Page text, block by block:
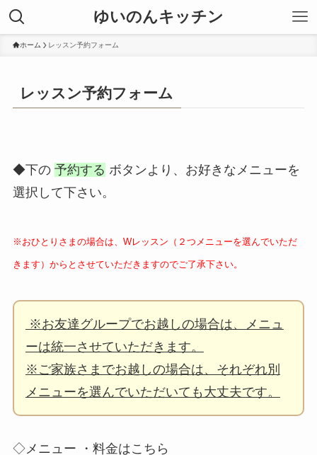
ゆいのんキッチン
ホーム レッスン予約フォーム
レッスン予約フォーム
◆下の 予約する ボタンより、お好きなメニューを
選択して下さい。
※おひとりさまの場合は、Wレッスン（２つメニューを選んでいただ
きます）からとさせていただきますのでご了承下さい。
※お友達グループでお越しの場合は、メニュ
ーは統一させていただきます。
※ご家族さまでお越しの場合は、それぞれ別
メニューを選んでいただいても大丈夫です。
◇メニュー ・料金はこちら